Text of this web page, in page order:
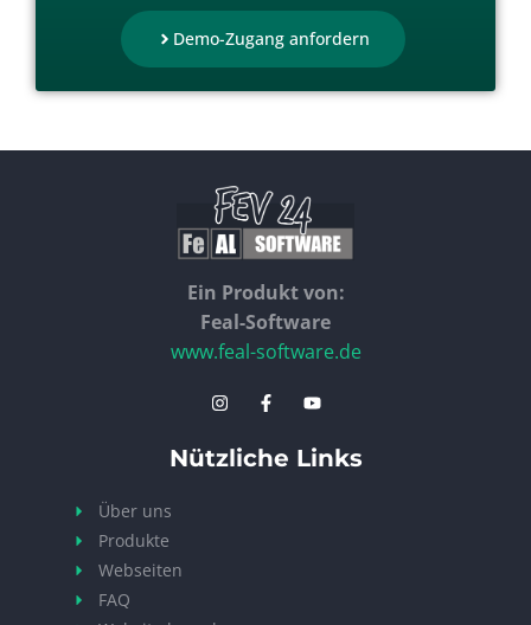
Demo-Zugang anfordern
Ein Produkt von:
Feal-Software
www.feal-software.de
Nützliche Links
Über uns
Produkte
Webseiten
FAQ